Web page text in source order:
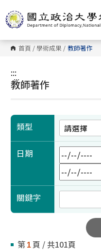
到
主
要
內
容
區 首頁 /學術成果 / 教師著作
:::
:::
教師著作
類型
日期
關鍵字
第 1 頁 / 共101頁